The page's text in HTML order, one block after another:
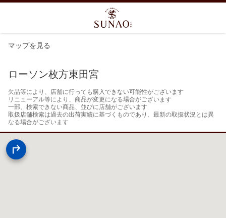
マップを見る
ローソン枚方東田宮
欠品等により、店舗に行っても購入できない可能性がございます
リニューアル等により、商品が変更になる場合がございます
一部、検索できない商品、並びに店舗がございます
取扱店舗検索は過去の出荷実績に基づくものであり、最新の取扱状況とは異
なる場合がございます